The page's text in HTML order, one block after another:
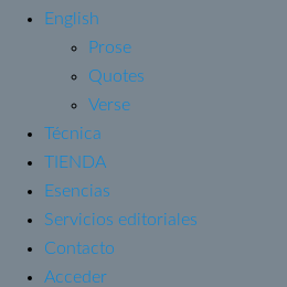
English
Prose
Quotes
Verse
Técnica
TIENDA
Esencias
Servicios editoriales
Contacto
Acceder